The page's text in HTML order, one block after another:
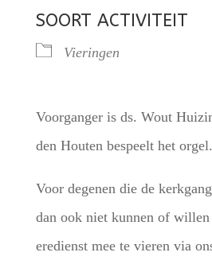
SOORT ACTIVITEIT
Vieringen
Voorganger is ds. Wout
den Houten bespeelt het orgel.
Voor degenen die de
dan ook niet kunnen of willen
eredienst mee te vieren via